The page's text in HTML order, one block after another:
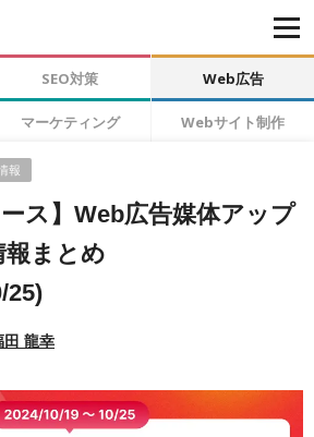
SEO対策 Web広告
マーケティング Webサイト制作
報
ス】Web広告媒体アップ
報まとめ
25)
田 龍幸